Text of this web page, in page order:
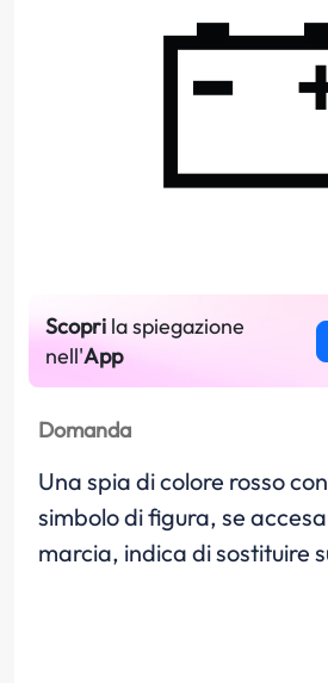
Scopri la spiegazione
nell'App
Domanda
Una spia di colore rosso
simbolo di figura, se
marcia, indica di sostituire